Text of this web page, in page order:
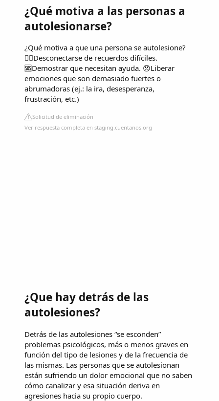
¿Qué motiva a las personas a
autolesionarse?
¿Qué motiva a que una persona se autolesione?
😶‍🌫️Desconectarse de recuerdos difíciles.
🆘Demostrar que necesitan ayuda. 😞Liberar
emociones que son demasiado fuertes o
abrumadoras (ej.: la ira, desesperanza,
frustración, etc.)
Solicitud de eliminación
Ver respuesta completa en staging.cuentanos.org
¿Que hay detrás de las
autolesiones?
Detrás de las autolesiones “se esconden”
problemas psicológicos, más o menos graves en
función del tipo de lesiones y de la frecuencia de
las mismas. Las personas que se autolesionan
están sufriendo un dolor emocional que no saben
cómo canalizar y esa situación deriva en
agresiones hacia su propio cuerpo.